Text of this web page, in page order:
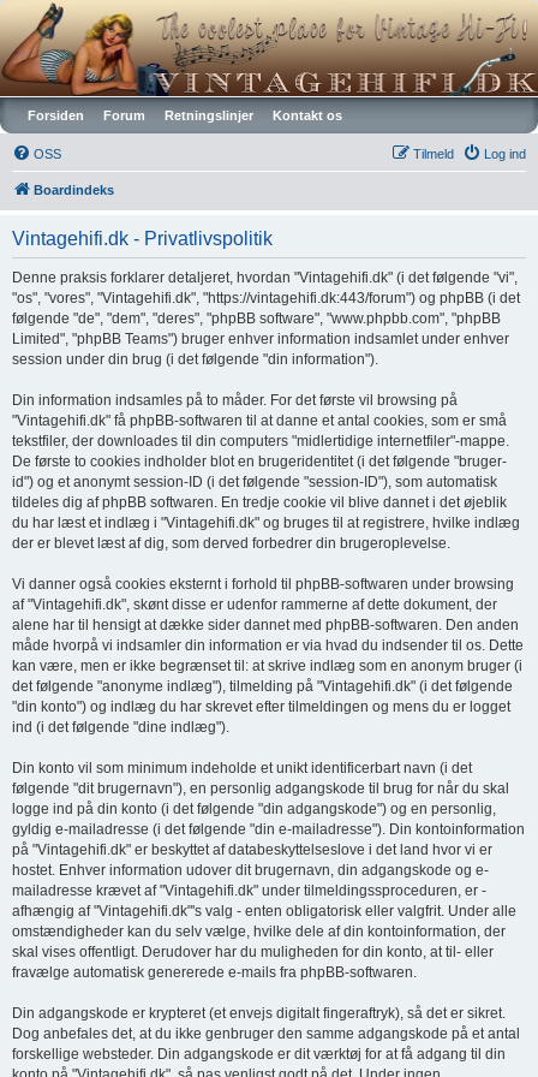
Vintagehifi.dk
Forsiden Forum Retningslinjer Kontakt os
OSS Log ind
Tilmeld
Boardindeks
Vintagehifi.dk - Privatlivspolitik
Denne praksis forklarer detaljeret, hvordan "Vintagehifi.dk" (i det følgende "vi",
"os", "vores", "Vintagehifi.dk", "https://vintagehifi.dk:443/forum") og phpBB (i det
følgende "de", "dem", "deres", "phpBB software", "www.phpbb.com", "phpBB
Limited", "phpBB Teams") bruger enhver information indsamlet under enhver
session under din brug (i det følgende "din information").
Din information indsamles på to måder. For det første vil browsing på
"Vintagehifi.dk" få phpBB-softwaren til at danne et antal cookies, som er små
tekstfiler, der downloades til din computers "midlertidige internetfiler"-mappe.
De første to cookies indholder blot en brugeridentitet (i det følgende "bruger-
id") og et anonymt session-ID (i det følgende "session-ID"), som automatisk
tildeles dig af phpBB softwaren. En tredje cookie vil blive dannet i det øjeblik
du har læst et indlæg i "Vintagehifi.dk" og bruges til at registrere, hvilke indlæg
der er blevet læst af dig, som derved forbedrer din brugeroplevelse.
Vi danner også cookies eksternt i forhold til phpBB-softwaren under browsing
af "Vintagehifi.dk", skønt disse er udenfor rammerne af dette dokument, der
alene har til hensigt at dække sider dannet med phpBB-softwaren. Den anden
måde hvorpå vi indsamler din information er via hvad du indsender til os. Dette
kan være, men er ikke begrænset til: at skrive indlæg som en anonym bruger (i
det følgende "anonyme indlæg"), tilmelding på "Vintagehifi.dk" (i det følgende
"din konto") og indlæg du har skrevet efter tilmeldingen og mens du er logget
ind (i det følgende "dine indlæg").
Din konto vil som minimum indeholde et unikt identificerbart navn (i det
følgende "dit brugernavn"), en personlig adgangskode til brug for når du skal
logge ind på din konto (i det følgende "din adgangskode") og en personlig,
gyldig e-mailadresse (i det følgende "din e-mailadresse"). Din kontoinformation
på "Vintagehifi.dk" er beskyttet af databeskyttelseslove i det land hvor vi er
hostet. Enhver information udover dit brugernavn, din adgangskode og e-
mailadresse krævet af "Vintagehifi.dk" under tilmeldingssproceduren, er -
afhængig af "Vintagehifi.dk"'s valg - enten obligatorisk eller valgfrit. Under alle
omstændigheder kan du selv vælge, hvilke dele af din kontoinformation, der
skal vises offentligt. Derudover har du muligheden for din konto, at til- eller
fravælge automatisk genererede e-mails fra phpBB-softwaren.
Din adgangskode er krypteret (et envejs digitalt fingeraftryk), så det er sikret.
Dog anbefales det, at du ikke genbruger den samme adgangskode på et antal
forskellige websteder. Din adgangskode er dit værktøj for at få adgang til din